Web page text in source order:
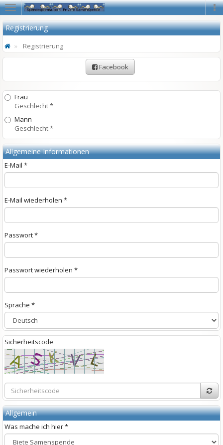
Navigation
Registrierung
Registrierung
Facebook
Frau
Geschlecht *
Mann
Geschlecht *
Allgemeine Informationen
E-Mail *
E-Mail wiederholen *
Passwort *
Passwort wiederholen *
Sprache *
Sicherheitscode
Allgemein
Was mache ich hier *